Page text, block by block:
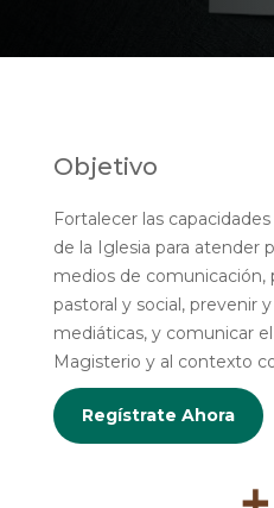
Objetivo
Fortalecer las
de la Iglesia para atender
medios de comunicación,
pastoral y social, prevenir
mediáticas, y comunicar
Magisterio y al contexto
Regístrate Ahora